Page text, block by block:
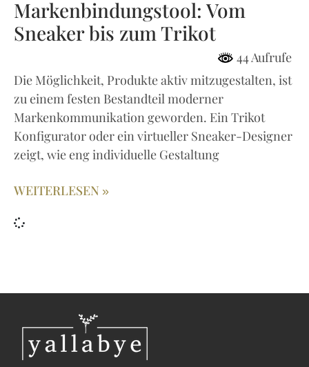
Markenbindungstool: Vom
Sneaker bis zum Trikot
44 Aufrufe
Die Möglichkeit, Produkte aktiv mitzugestalten, ist
zu einem festen Bestandteil moderner
Markenkommunikation geworden. Ein Trikot
Konfigurator oder ein virtueller Sneaker-Designer
zeigt, wie eng individuelle Gestaltung
WEITERLESEN »